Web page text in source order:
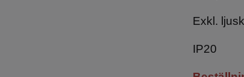
Exkl.
IP20